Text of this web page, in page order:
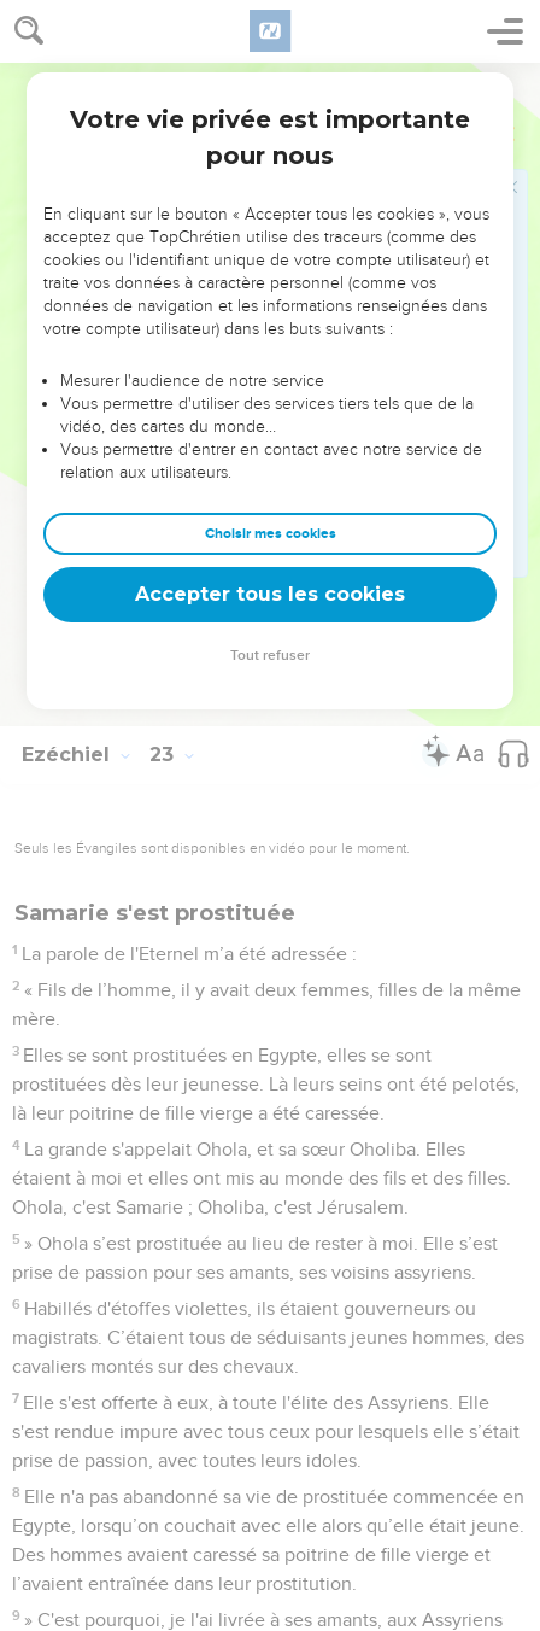
Ezéchiel 22
vies, ils s'emparent des richesses et de biens précieux, ils
multiplient les veuves au milieu d’elle.
26
m’est consacré. Ils ne distinguent pas ce qui est saint de ce
qui est profane, ils ne font pas connaître la différence entre
ce qui est impur et ce qui est pur, ils ferment les yeux sur
mes sabbats et je suis déshonoré au milieu d'eux.
Ses chefs sont, à l’intérieur d’elle, pareils à des loups qui
déchirent leur proie : ils versent le sang, ils font disparaître
des vies afin de faire des profits malhonnêtes.
Ses prophètes recouvrent tout cela de crépi, par leurs
affirment : ‘Voici ce que dit le Seigneur, l'Eternel’alors que
l'Eternel n’a pas parlé.
Quant à la population du pays, elle pratique l’exploitation,
elle commet des extorsions, elle opprime le malheureux et
le pauvre, elle exploite l'étranger au mépris de toute justice.
» Je cherche parmi eux quelqu’un qui construise un mur,
qui se tienne à la brèche devant moi en faveur du pays, pour
que je ne le détruise pas, mais je ne trouve pas.
Je déverserai mon indignation sur eux, je les achèverai par
Ezéchiel 23
Seuls les Évangiles sont disponibles en vidéo pour le moment.
Samarie s'est prostituée
1 La parole de l'Eternel m’a été adressée :
2 « Fils de l’homme, il y avait deux femmes, filles de la même
mère.
3 Elles se sont prostituées en Egypte, elles se sont
prostituées dès leur jeunesse. Là leurs seins ont été pelotés,
là leur poitrine de fille vierge a été caressée.
4 La grande s'appelait Ohola, et sa sœur Oholiba. Elles
étaient à moi et elles ont mis au monde des fils et des filles.
Ohola, c'est Samarie ; Oholiba, c'est Jérusalem.
5 » Ohola s’est prostituée au lieu de rester à moi. Elle s’est
prise de passion pour ses amants, ses voisins assyriens.
6 Habillés d'étoffes violettes, ils étaient gouverneurs ou
magistrats. C’étaient tous de séduisants jeunes hommes, des
cavaliers montés sur des chevaux.
7 Elle s'est offerte à eux, à toute l'élite des Assyriens. Elle
s'est rendue impure avec tous ceux pour lesquels elle s’était
prise de passion, avec toutes leurs idoles.
8 Elle n'a pas abandonné sa vie de prostituée commencée en
Egypte, lorsqu’on couchait avec elle alors qu’elle était jeune.
Des hommes avaient caressé sa poitrine de fille vierge et
l’avaient entraînée dans leur prostitution.
9 » C'est pourquoi, je l'ai livrée à ses amants, aux Assyriens
Votre vie privée est importante
pour nous
En cliquant sur le bouton « Accepter tous les cookies », vous
acceptez que TopChrétien utilise des traceurs (comme des
cookies ou l'identifiant unique de votre compte utilisateur) et
traite vos données à caractère personnel (comme vos
données de navigation et les informations renseignées dans
votre compte utilisateur) dans les buts suivants :
Mesurer l'audience de notre service
Vous permettre d'utiliser des services tiers tels que de la
vidéo, des cartes du monde…
Vous permettre d'entrer en contact avec notre service de
relation aux utilisateurs.
Choisir mes cookies
Accepter tous les cookies
Tout refuser